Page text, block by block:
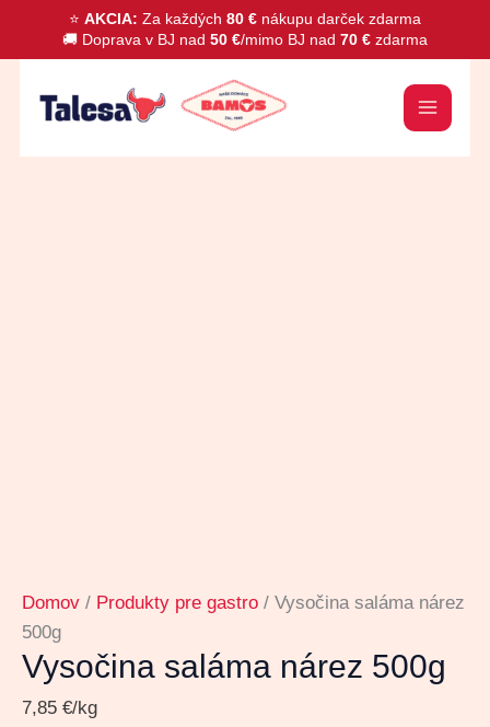
⭐ AKCIA: Za každých 80 € nákupu darček zdarma
🚚 Doprava v BJ nad 50 €/mimo BJ nad 70 € zdarma
Preskočiť
Domov / Produkty pre gastro / Vysočina saláma nárez
500g
Vysočina saláma nárez 500g
7,85 €/kg
Vysočina
nárez